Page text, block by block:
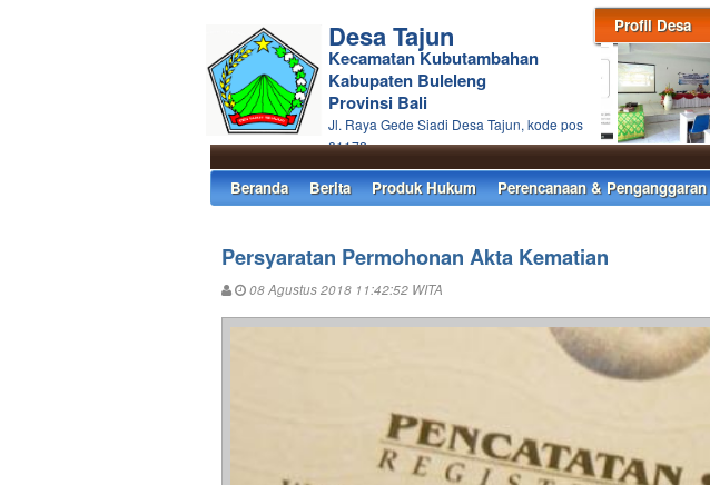
Profil Desa
Desa Tajun
Kecamatan Kubutambahan
Kabupaten Buleleng
Provinsi Bali
Jl. Raya Gede Siadi Desa Tajun, kode pos
81172
Beranda Berita Produk Hukum Perencanaan & Penganggaran
Persyaratan Permohonan Akta Kematian
08 Agustus 2018 11:42:52 WITA